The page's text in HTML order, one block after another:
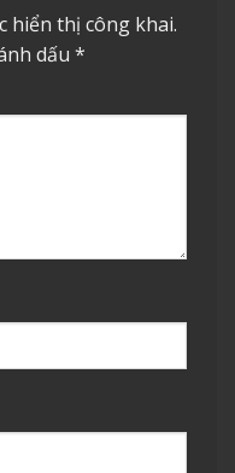
hiển thị công khai.
dấu *